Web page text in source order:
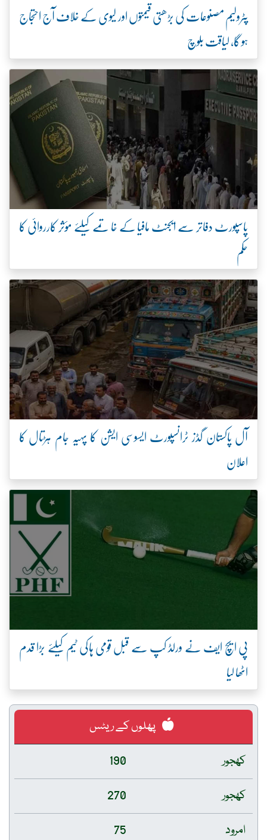
پٹرولیم مصنوعات کی بڑھتی قیمتوں اور لیوی کے خلاف آج احتجاج
ہو گا، لیاقت بلوچ
پاسپورٹ دفاتر سے ایجنٹ مافیا کے خاتمے کیلئے مؤثر کارروائی کا
حکم
آل پاکستان گڈز ٹرانسپورٹ ایسوسی ایشن کا پہیہ جام ہڑتال کا
اعلان
پی ایچ ایف نے ورلڈ کپ سے قبل قومی ہاکی ٹیم کیلئے بڑا قدم
اٹھا لیا
پھلوں کے ریٹس
کھجور
190
کھجور
270
امرود
75